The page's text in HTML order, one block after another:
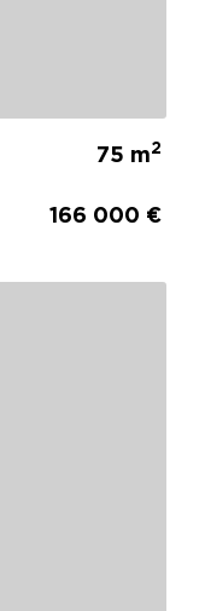
75 m2
166 000 €